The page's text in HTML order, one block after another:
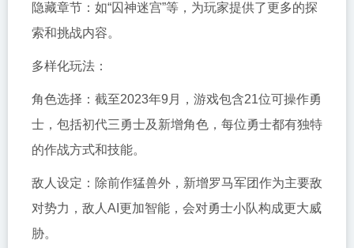
隐藏章节：如“囚神迷宫”等，为玩家提供了更多的探
索和挑战内容。
多样化玩法：
角色选择：截至2023年9月，游戏包含21位可操作勇
士，包括初代三勇士及新增角色，每位勇士都有独特
的作战方式和技能。
敌人设定：除前作猛兽外，新增罗马军团作为主要敌
对势力，敌人AI更加智能，会对勇士小队构成更大威
胁。